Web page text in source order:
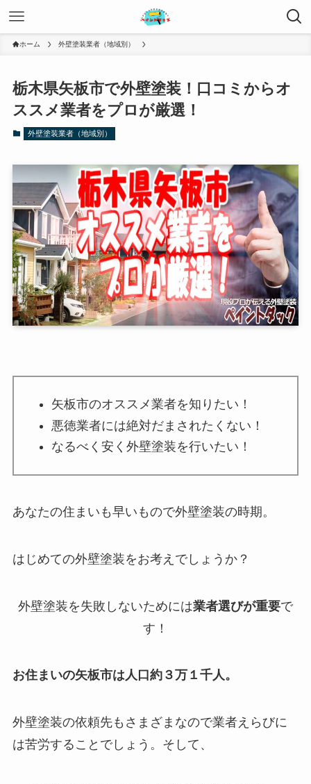
ホーム 外壁塗装業者（地域別）
栃木県矢板市で外壁塗装！口コミからオ
ススメ業者をプロが厳選！
外壁塗装業者（地域別）
矢板市のオススメ業者を知りたい！
悪徳業者には絶対だまされたくない！
なるべく安く外壁塗装を行いたい！
あなたの住まいも早いもので外壁塗装の時期。
はじめての外壁塗装をお考えでしょうか？
外壁塗装を失敗しないためには業者選びが重要で
す！
お住まいの矢板市は人口約３万１千人。
外壁塗装の依頼先もさまざまなので業者えらびに
は苦労することでしょう。そして、